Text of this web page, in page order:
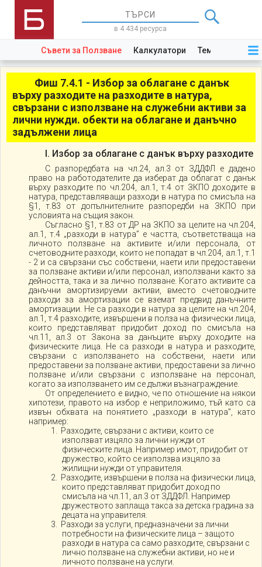
в 4 434 ресурса
Съвети за Ползване Калкулатори Теми Закони
Фиш 7.4.1 - Избор за облагане с данък
върху разходите на разходите в натура,
свързани с използване на служебни активи за
лични нужди. обекти на облагане и данъчно
задължени лица
І. Избор за облагане с данък върху разходите
С разпоредбата на чл.24, ал.3 от ЗДДФЛ е дадено
право на работодателите да изберат да облагат с данък
върху разходите по чл.204, ал.1, т.4 от ЗКПО доходите в
натура, представляващи разходи в натура по смисъла на
§1, т.83 от допълнителните разпоредби на ЗКПО при
условията на същия закон.
Съгласно §1, т.83 от ДР на ЗКПО за целите на чл.204,
ал.1, т.4 „разходи в натура” е частта, съответстваща на
личното ползване на активите и/или персонала, от
счетоводните разходи, които не попадат в чл.204, ал.1, т.1
- 2 и са свързани със собствени, наети или предоставени
за ползване активи и/или персонал, използвани както за
дейността, така и за лично ползване. Когато активите са
данъчни амортизируеми активи, вместо счетоводните
разходи за амортизации се вземат предвид данъчните
амортизации. Не са разходи в натура за целите на чл.204,
ал.1, т.4 разходите, извършени в полза на физически лица,
които представляват придобит доход по смисъла на
чл.11, ал.3 от Закона за данъците върху доходите на
физическите лица. Не са разходи в натура и разходите,
свързани с използването на собствени, наети или
предоставени за ползване активи, предоставени за лично
ползване и/или свързани с използване на персонал,
когато за използването им се дължи възнаграждение.
От определението е видно, че по отношение на някои
хипотези, правото на избор е неприложимо, тъй като са
извън обхвата на понятието „разходи в натура”, като
например:
1. Разходите, свързани с активи, които се
използват изцяло за лични нужди от
физическите лица. Например имот, придобит от
дружество, който се използва изцяло за
жилищни нужди от управителя.
2. Разходите, извършени в полза на физически лица,
които представляват придобит доход по
смисъла на чл.11, ал.3 от ЗДДФЛ. Например
дружеството заплаща такса за детска градина за
децата на управителя.
3. Разходи за услуги, предназначени за лични
потребности на физическите лица – защото
разходи в натура са само разходите, свързани с
лично ползване на служебни активи, но не и
личното ползване на услуги.